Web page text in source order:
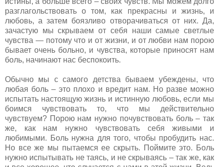
разглагольствовать о том, как прекрасны и жизнь, и
любовь, а затем боязливо отворачиваться от них. Да,
зачастую мы скрываем от себя наши самые светлые
чувства — потому что и от жизни, и от любви нам порою
бывает очень больно, и чувства, которые приносят нам
боль, начинают нас беспокоить.
Обычно мы с самого детства бываем убеждены, что
любая боль – это плохо и вредит нам. Но разве можно
испытать настоящую жизнь и истинную любовь, если мы
боимся чувствовать то, что мы действительно
чувствуем? Порою нам нужно почувствовать боль – так
же, как нам нужно чувствовать себя живыми и
любимыми. Боль нужна для того, чтобы пробудить нас.
Но все же мы пытаемся ее скрыть. Поймите это. Боль
нужно испытывать не таясь, и не скрываясь – так же, как